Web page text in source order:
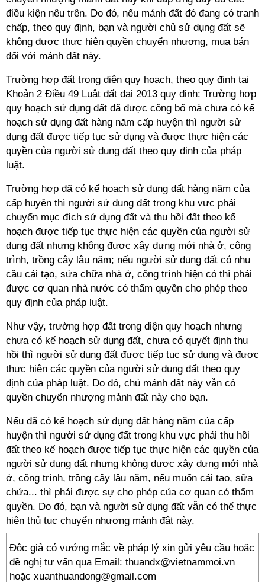
điều kiện nêu trên. Do đó, nếu mảnh đất đó đang có tranh
chấp, theo quy định, bạn và người chủ sử dụng đất sẽ
không được thực hiện quyền chuyển nhượng, mua bán
đối với mảnh đất này.
Trường hợp đất trong diện quy hoạch, theo quy định tại
Khoản 2 Điều 49 Luật đất đai 2013 quy định: Trường hợp
quy hoạch sử dụng đất đã được công bố mà chưa có kế
hoạch sử dụng đất hàng năm cấp huyện thì người sử
dụng đất được tiếp tục sử dụng và được thực hiện các
quyền của người sử dụng đất theo quy định của pháp
luật.
Trường hợp đã có kế hoạch sử dụng đất hàng năm của
cấp huyện thì người sử dụng đất trong khu vực phải
chuyển mục đích sử dụng đất và thu hồi đất theo kế
hoạch được tiếp tục thực hiện các quyền của người sử
dụng đất nhưng không được xây dựng mới nhà ở, công
trình, trồng cây lâu năm; nếu người sử dụng đất có nhu
cầu cải tạo, sửa chữa nhà ở, công trình hiện có thì phải
được cơ quan nhà nước có thẩm quyền cho phép theo
quy định của pháp luật.
Như vậy, trường hợp đất trong diện quy hoạch nhưng
chưa có kế hoạch sử dụng đất, chưa có quyết định thu
hồi thì người sử dụng đất được tiếp tục sử dụng và được
thực hiện các quyền của người sử dụng đất theo quy
định của pháp luật. Do đó, chủ mảnh đất này vẫn có
quyền chuyển nhượng mảnh đất này cho bạn.
Nếu đã có kế hoạch sử dụng đất hàng năm của cấp
huyện thì người sử dụng đất trong khu vực phải thu hồi
đất theo kế hoạch được tiếp tục thực hiện các quyền của
người sử dụng đất nhưng không được xây dựng mới nhà
ở, công trình, trồng cây lâu năm, nếu muốn cải tạo, sữa
chửa... thì phải được sự cho phép của cơ quan có thẩm
quyền. Do đó, bạn và người sử dụng đất vẫn có thể thực
hiện thủ tục chuyển nhượng mảnh đât này.
Độc giả có vướng mắc về pháp lý xin gửi yêu cầu hoặc
đề nghị tư vấn qua Email: thuandx@vietnammoi.vn
hoặc xuanthuandong@gmail.com